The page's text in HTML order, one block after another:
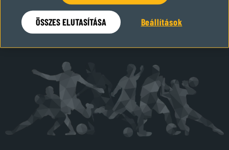
Hamarosan visszatérünk
ÖSSZES ELUTASÍTÁSA Beállítások